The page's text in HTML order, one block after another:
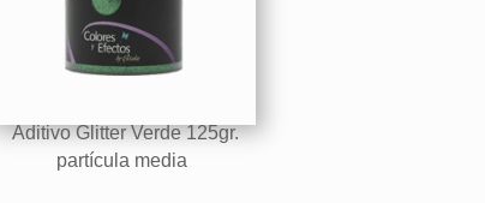
Aditivo Glitter Verde 125gr.
partícula media